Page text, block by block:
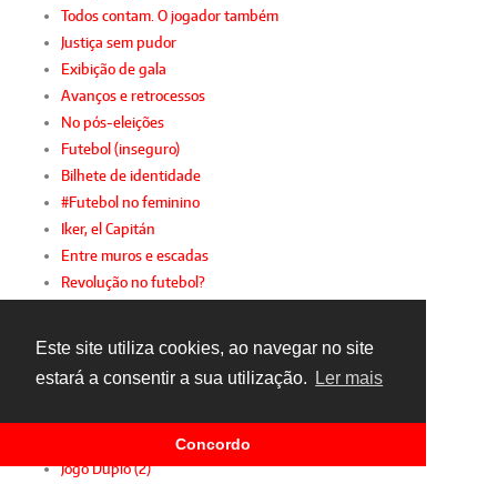
Este site utiliza cookies, ao navegar no site
estará a consentir a sua utilização.
Ler mais
Concordo
Todos contam. O jogador também
Justiça sem pudor
Exibição de gala
Avanços e retrocessos
No pós-eleições
Futebol (inseguro)
Bilhete de identidade
#Futebol no feminino
Iker, el Capitán
Entre muros e escadas
Revolução no futebol?
2016, provavelmente
Jogo Duplo (2)